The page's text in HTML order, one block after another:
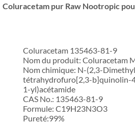
Coluracetam pur Raw Nootropic
Coluracetam 135463-81-9
Nom du produit: Coluracetam
Nom chimique: N-(2,3-
tétrahydrofuro[2,3-b]quinolin-
1-yl)acétamide
CAS No.: 135463-81-9
Formule: C19H23N3O3
Pureté:99%